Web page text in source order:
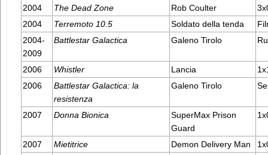
2004
The Dead Zone Rob Coulter
2004
Terremoto 10.5 Soldato della tenda
2004-
2009
Battlestar Galactica Galeno Tirolo
2006 Whistler Lancia
2006
Battlestar Galactica: la
resistenza
Galeno Tirolo
2007 Donna Bionica
SuperMax Prison
Guard
2007 Mietitrice Demon Delivery Man